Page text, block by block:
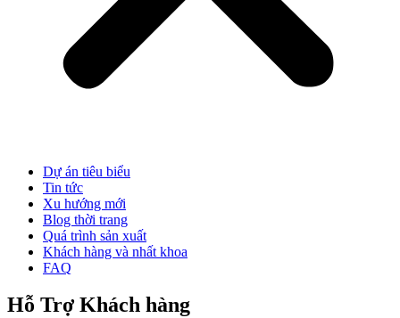
Dự án tiêu biểu
Tin tức
Xu hướng mới
Blog thời trang
Quá trình sản xuất
Khách hàng và nhất khoa
FAQ
Hỗ Trợ Khách hàng